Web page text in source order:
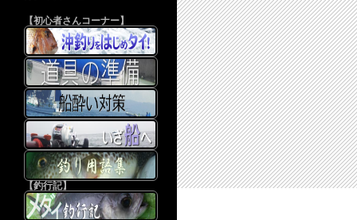
【初心者さんコーナー】
【釣行記】